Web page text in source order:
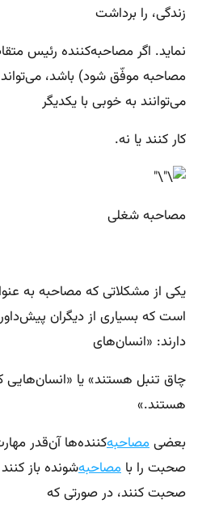
زندگی، را برداشت
نماید. اگر مصاحبه‌کننده رئیس
مصاحبه موفّق شود) باشد، می‌تواند
می‌توانند به خوبی با یکدیگر
کار کنند یا نه.
مصاحبه شغلی
یکی از مشکلاتی که مصاحبه به
است که بسیاری از دیگران
دارند: «انسان‌های
چاق تنبل هستند» یا «انسان‌هایی
هستند.»
بعضیمصاحبه‌کننده‌ها آن‌قدر
صحبت را با مصاحبه‌شونده باز
صحبت کنند، در صورتی که